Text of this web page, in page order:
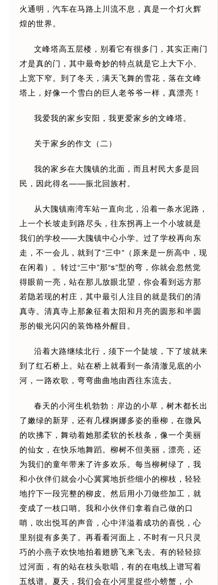
火通明，汽车在马路上川流不息，真是一个灯火辉
煌的世界。
文峰塔高五层楼，别看它有很多门，其实正南门
才是真的门，其中最奇妙的特点就是它上大下小、
上宽下窄。到了冬天，满天飞舞的雪花，落在文峰
塔上，好像一个雪白的巨人老爷爷一样，真漂亮！
我爱我的家乡安阳，我更爱家乡的文峰塔。
关于家乡的作文（二）
我的家乡在大隗镇的北面，而且村民大多是回
民，因此得名——振北回族村。
从大隗镇南湾车站一直向北，沿着一条水泥路，
上一个长坡走到路尽头，往东拐再上一个小坡就是
我们的学校——大隗镇中心小学。过了学校再向东
走，不一会儿，就到了“三中”（原来是一所高中，现
在闲着）。转过“三中”那“s”型的弯，你就会忽然觉
得眼前一亮，站在那儿放眼北望，你会看到远方那
若隐若现的村庄，其中最引人注目的就是我们的清
真寺。清真寺上那象征着太阳和月亮的圆形和半圆
形的银光闪闪的装饰格外醒目。
沿着大路继续北行，须下一个陡坡，下了坡就来
到了红石桥上。站在桥上就看到一条清澈见底的小
河，一路欢歌，弯弯曲曲地由西往东流去。
春天的小河生机勃勃：岸边的小草，树木都长出
了嫩绿的新芽，还有几棵婀娜多姿的垂柳，在微风
的吹拂下，舞动着她那柔软的长枝条，像一个美丽
的仙女，在快乐地舞蹈。柳树不但美丽，漂亮，还
为我们的童年带来了许多欢乐。每当柳树绿了，我
和小伙伴们就会小心冀冀地折些细小的柳枝，轻轻
地拧下一段完整的柳皮。然后用小刀做些加工，就
变成了一枝口哨。我和小伙伴们拿着自己做的口
哨，吹出悦耳的声音，心中洋溢着成功的喜悦，心
里别提有多美了。再看看河面上，不时有一只只灵
巧的小燕子欢快地拍着翅膀飞来飞去。有的轻轻掠
过河面，有的站在枝头歌唱，有的在电线上谱写着
五线谱。夏天，我们会在小河里捉些小螃蟹，小